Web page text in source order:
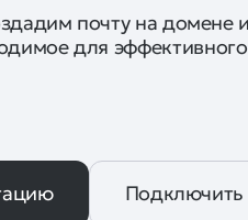
почту на домене
для эффективного
Подключить